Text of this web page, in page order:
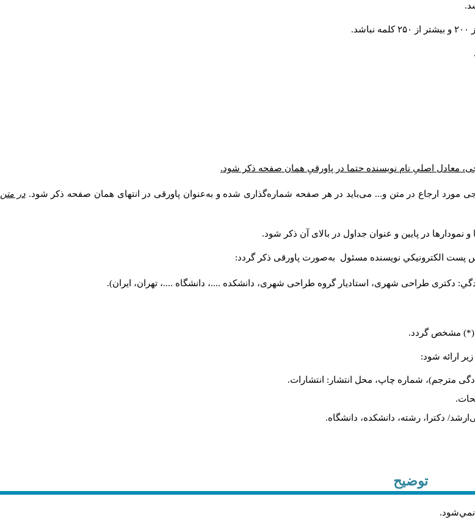
معادل اصلیِ نام نویسنده حتما در پاورقیِ همان صفحه ذکر شود.
مورد ارجاع در متن و... می‌باید در هر صفحه شماره‌گذاری شده و به‌عنوان پاورقی در انتهای همان صفحه ذکر شود. در متن
در پایین و عنوان جداول در بالای آن ذکر شود.
پست الكترونيكي نويسنده مسئول به‌صورت پاورقی ذکر گردد:
دکتری طراحی شهری، استادیار گروه طراحی شهری، دانشکده ....، دانشگاه ....، تهران، ایران).
(*) مشخص گردد.
ارائه شود:
مترجم)، شماره چاپ، محل انتشار: انتشارات.
دکترا، رشته، دانشکده، دانشگاه.
توضیح
نمي‌شود.